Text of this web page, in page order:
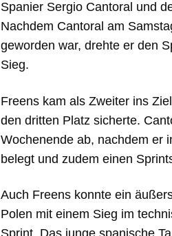
Spanier Sergio Cantoral und
Nachdem Cantoral am
geworden war, drehte er den
Sieg.
Freens kam als Zweiter ins
den dritten Platz sicherte.
Wochenende ab, nachdem er
belegt und zudem einen
Auch Freens konnte ein
Polen mit einem Sieg im